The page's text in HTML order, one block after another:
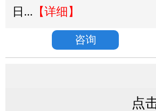
日... 【详细】
咨询
点